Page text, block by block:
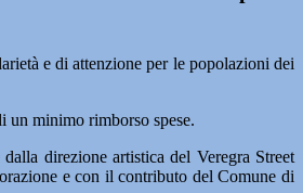
e di attenzione per le popolazioni dei
un minimo rimborso spese.
direzione artistica del Veregra Street
e con il contributo del Comune di